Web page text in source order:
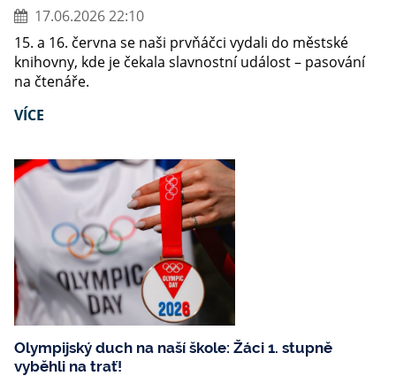
17.06.2026 22:10
15. a 16. června se naši prvňáčci vydali do městské
knihovny, kde je čekala slavnostní událost – pasování
na čtenáře.
VÍCE
Olympijský duch na naší škole: Žáci 1. stupně
vyběhli na trať!